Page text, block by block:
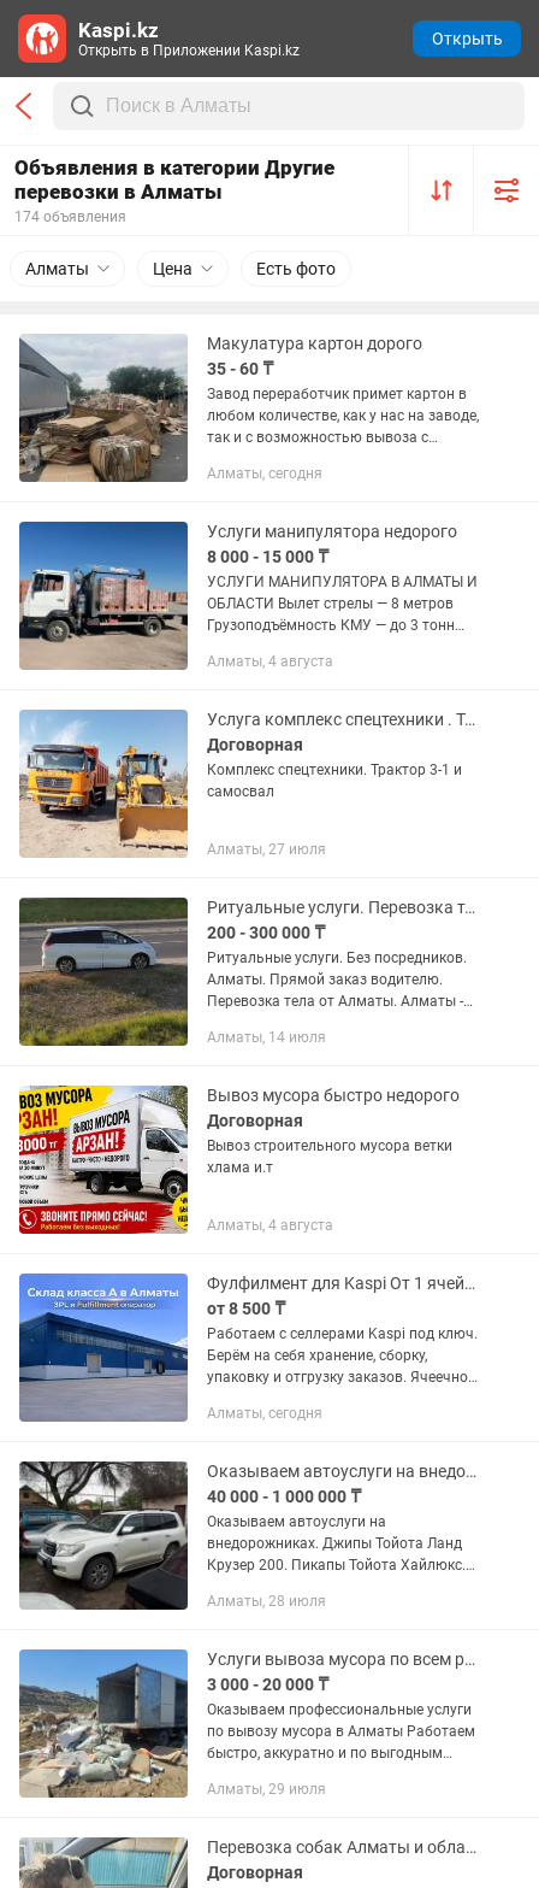
Объявления в категории Другие
перевозки в Алматы
174 объявления
Алматы Цена Есть фото
Макулатура картон дорого
35 - 60 ₸
Завод переработчик примет картон в
любом количестве, как у нас на заводе,
так и с возможностью вывоза с
картон Принимаем полиэтилен Бумага,
Алматы, сегодня
Услуги манипулятора недорого
8 000 - 15 000 ₸
УСЛУГИ МАНИПУЛЯТОРА В АЛМАТЫ И
ОБЛАСТИ Вылет стрелы — 8 метров
Грузоподъёмность КМУ — до 3 тонн
тонн Выполняем: • Погрузку и
строительных...
Алматы, 4 августа
Услуга комплекс спецтехники . Трактор 3-1 и самосвал
Договорная
Комплекс спецтехники. Трактор 3-1 и
самосвал
Алматы, 27 июля
Ритуальные услуги. Перевозка тела груз200
200 - 300 000 ₸
Ритуальные услуги. Без посредников.
Алматы. Прямой заказ водителю.
Перевозка тела от Алматы. Алматы -
Кордай, Мерке, Тараз. Алматы -
Алматы, 14 июля
Вывоз мусора быстро недорого
Договорная
Вывоз строительного мусора ветки
хлама и.т
Алматы, 4 августа
Фулфилмент для Kaspi От 1 ячейки. Отгрузка день в день
от 8 500 ₸
Работаем с селлерами Kaspi под ключ.
Берём на себя хранение, сборку,
упаковку и отгрузку заказов. Ячеечное
ячейки Отгрузка заказов день в день
Алматы, сегодня
Оказываем автоуслуги на внедорожниках джипах. Пикапах. Уазы
40 000 - 1 000 000 ₸
Оказываем автоуслуги на
внедорожниках. Джипы Тойота Ланд
Крузер 200. Пикапы Тойота Хайлюкс.
Посуточная. Месяц. Командировки.
Алматы, 28 июля
Услуги вывоза мусора по всем районам Алматы/Алматинская область!!!
3 000 - 20 000 ₸
Оказываем профессиональные услуги
по вывозу мусора в Алматы Работаем
быстро, аккуратно и по выгодным
Обслуживаем все районы Алматы:
район...
Алматы, 29 июля
Перевозка собак Алматы и область
Договорная
Kaspi.kz
Открыть в Приложении Kaspi.kz
Открыть